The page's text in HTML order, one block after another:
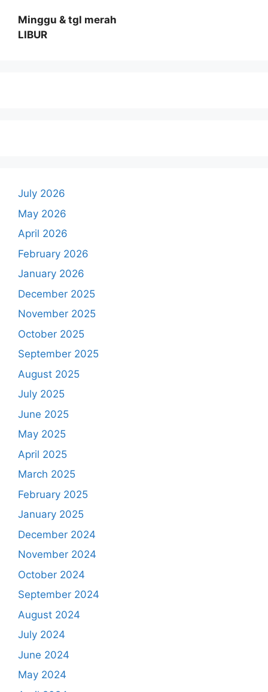
Minggu & tgl merah
LIBUR
July 2026
May 2026
April 2026
February 2026
January 2026
December 2025
November 2025
October 2025
September 2025
August 2025
July 2025
June 2025
May 2025
April 2025
March 2025
February 2025
January 2025
December 2024
November 2024
October 2024
September 2024
August 2024
July 2024
June 2024
May 2024